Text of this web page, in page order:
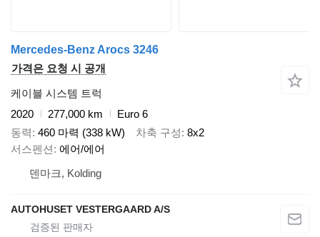
Mercedes-Benz Arocs 3246
가격은 요청 시 공개
케이블 시스템 트럭
2020
277,000 km
Euro 6
동력 460 마력 (338 kW) 차축 구성 8x2
서스펜션 에어/에어
덴마크, Kolding
AUTOHUSET VESTERGAARD A/S